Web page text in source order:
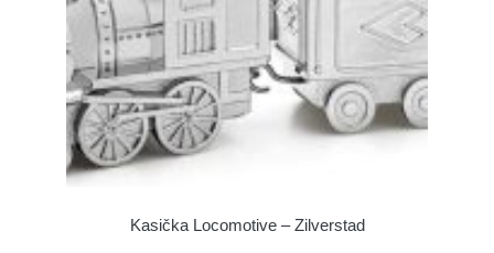
Kasička Locomotive – Zilverstad